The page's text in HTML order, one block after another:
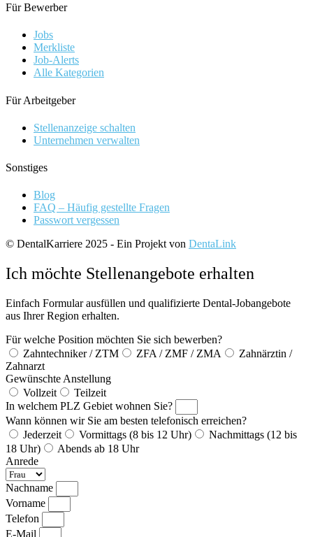
Für Bewerber
Jobs
Merkliste
Job-Alerts
Alle Kategorien
Für Arbeitgeber
Stellenanzeige schalten
Unternehmen verwalten
Sonstiges
Blog
FAQ – Häufig gestellte Fragen
Passwort vergessen
© DentalKarriere 2025 - Ein Projekt von DentaLink
Ich möchte Stellenangebote erhalten
Einfach Formular ausfüllen und qualifizierte Dental-Jobangebote
aus Ihrer Region erhalten.
Für welche Position möchten Sie sich bewerben?
Zahntechniker / ZTM
ZFA / ZMF / ZMA
Zahnärztin /
Zahnarzt
Gewünschte Anstellung
Vollzeit
Teilzeit
In welchem PLZ Gebiet wohnen Sie?
Wann können wir Sie am besten telefonisch erreichen?
Jederzeit
Vormittags (8 bis 12 Uhr)
Nachmittags (12 bis
18 Uhr)
Abends ab 18 Uhr
Anrede
Nachname
Vorname
Telefon
E-Mail